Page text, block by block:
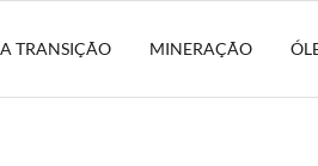
TRANSIÇÃO MINERAÇÃO